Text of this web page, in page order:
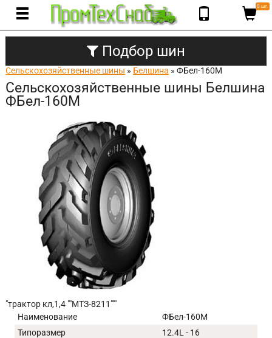
0 шт.
Подбор шин
Сельскохозяйственные шины » Белшина » ФБел-160М
Сельскохозяйственные шины Белшина
ФБел-160М
"трактор кл,1,4 ""МТЗ-8211"""
Наименование
ФБел-160М
Типоразмер
12.4L - 16